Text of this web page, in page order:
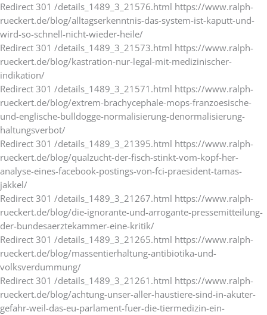
Redirect 301 /details_1489_3_21576.html https://www.ralph-
rueckert.de/blog/alltagserkenntnis-das-system-ist-kaputt-und-
wird-so-schnell-nicht-wieder-heile/
Redirect 301 /details_1489_3_21573.html https://www.ralph-
rueckert.de/blog/kastration-nur-legal-mit-medizinischer-
indikation/
Redirect 301 /details_1489_3_21571.html https://www.ralph-
rueckert.de/blog/extrem-brachycephale-mops-franzoesische-
und-englische-bulldogge-normalisierung-denormalisierung-
haltungsverbot/
Redirect 301 /details_1489_3_21395.html https://www.ralph-
rueckert.de/blog/qualzucht-der-fisch-stinkt-vom-kopf-her-
analyse-eines-facebook-postings-von-fci-praesident-tamas-
jakkel/
Redirect 301 /details_1489_3_21267.html https://www.ralph-
rueckert.de/blog/die-ignorante-und-arrogante-pressemitteilung-
der-bundesaerztekammer-eine-kritik/
Redirect 301 /details_1489_3_21265.html https://www.ralph-
rueckert.de/blog/massentierhaltung-antibiotika-und-
volksverdummung/
Redirect 301 /details_1489_3_21261.html https://www.ralph-
rueckert.de/blog/achtung-unser-aller-haustiere-sind-in-akuter-
gefahr-weil-das-eu-parlament-fuer-die-tiermedizin-ein-